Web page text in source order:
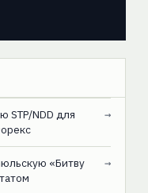
STP/NDD для
→
«Битву
→